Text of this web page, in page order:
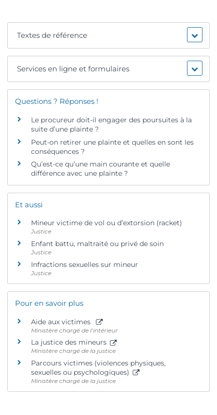
Textes de référence
Services en ligne et formulaires
Questions ? Réponses !
Le procureur doit-il engager des poursuites à la
suite d’une plainte ?
Peut-on retirer une plainte et quelles en sont les
conséquences ?
Qu’est-ce qu’une main courante et quelle
différence avec une plainte ?
Et aussi
Mineur victime de vol ou d’extorsion (racket)
Justice
Enfant battu, maltraité ou privé de soin
Justice
Infractions sexuelles sur mineur
Justice
Pour en savoir plus
Aide aux victimes
Ministère chargé de l’intérieur
La justice des mineurs
Ministère chargé de la justice
Parcours victimes (violences physiques,
sexuelles ou psychologiques)
Ministère chargé de la justice